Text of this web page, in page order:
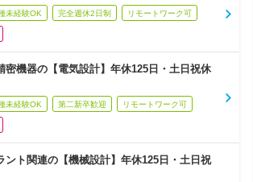
未経験OK 完全週休2日制 リモートワーク可
密機器の【電気設計】年休125日・土日祝休
未経験OK 第二新卒歓迎 リモートワーク可
ント関連の【機械設計】年休125日・土日祝